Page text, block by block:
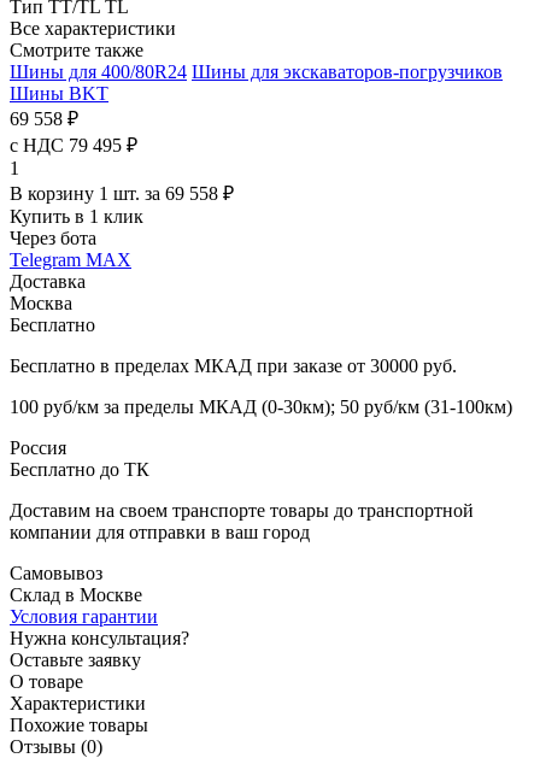
Тип TT/TL TL
Все характеристики
Смотрите также
Шины для 400/80R24 Шины для экскаваторов-погрузчиков
Шины BKT
69 558 ₽
с НДС 79 495 ₽
1
В корзину 1 шт. за 69 558 ₽
Купить в 1 клик
Через бота
Telegram MAX
Доставка
Москва
Бесплатно
Бесплатно в пределах МКАД при заказе от 30000 руб.
100 руб/км за пределы МКАД (0-30км); 50 руб/км (31-100км)
Россия
Бесплатно до ТК
Доставим на своем транспорте товары до транспортной
компании для отправки в ваш город
Самовывоз
Склад в Москве
Условия гарантии
Нужна консультация?
Оставьте заявку
О товаре
Характеристики
Похожие товары
Отзывы (0)